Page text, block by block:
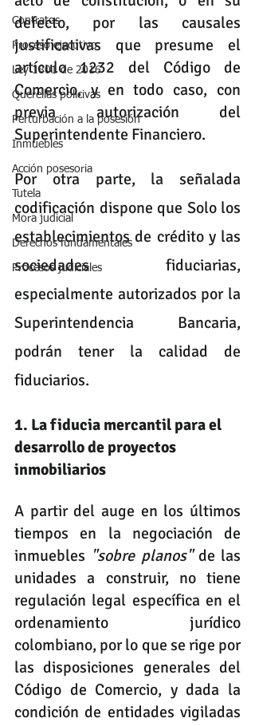
Contratos
Proceso ejecutivo
Ley 1801 de 2016
Querellas policivas
Perturbación a la posesión
Inmuebles
Acción posesoria
Tutela
Mora judicial
Derechos fundamentales
Procesos judiciales
defecto, por las causales
justificativas que presume el
artículo 1232 del Código de
Comercio, y en todo caso, con
previa autorización del
Superintendente Financiero.
Por otra parte, la señalada
codificación dispone que Solo los
establecimientos de crédito y las
sociedades fiduciarias,
especialmente autorizados por la
Superintendencia Bancaria,
podrán tener la calidad de
fiduciarios.
1. La fiducia mercantil para el
desarrollo de proyectos
inmobiliarios
A partir del auge en los últimos
tiempos en la negociación de
inmuebles "sobre planos" de las
unidades a construir, no tiene
regulación legal específica en el
ordenamiento jurídico
colombiano, por lo que se rige por
las disposiciones generales del
Código de Comercio, y dada la
condición de entidades vigiladas